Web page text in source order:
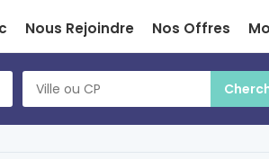
Nous Rejoindre Nos Offres